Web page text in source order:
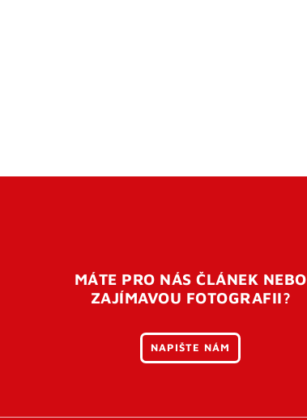
MÁTE PRO NÁS ČLÁNEK NEBO
ZAJÍMAVOU FOTOGRAFII?
NAPIŠTE NÁM